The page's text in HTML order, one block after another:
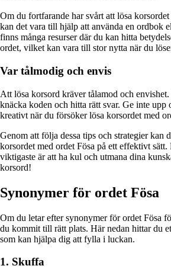
Om du fortfarande har svårt att lösa
kan det vara till hjälp att använda en ordbok
finns många resurser där du kan hitta
ordet, vilket kan vara till stor nytta när du
Var tålmodig och envis
Att lösa korsord kräver tålamod och
knäcka koden och hitta rätt svar. Ge inte upp
kreativt när du försöker lösa korsordet med
Genom att följa dessa tips och strategier kan
korsordet med ordet Fösa på ett effektivt
viktigaste är att ha kul och utmana dina
korsord!
Synonymer för ordet Fösa
Om du letar efter synonymer för ordet Fösa
du kommit till rätt plats. Här nedan hittar du
som kan hjälpa dig att fylla i luckan.
1. Skuffa